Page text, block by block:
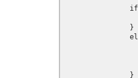
                }
                }